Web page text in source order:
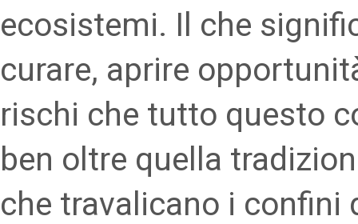
ecosistemi. Il che
curare, aprire
rischi che tutto questo
ben oltre quella
che travalicano i confini